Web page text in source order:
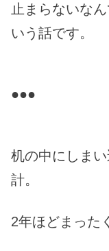
止まらないな
いう話です。
●●●
机の中にしま
計。
2年ほどまった